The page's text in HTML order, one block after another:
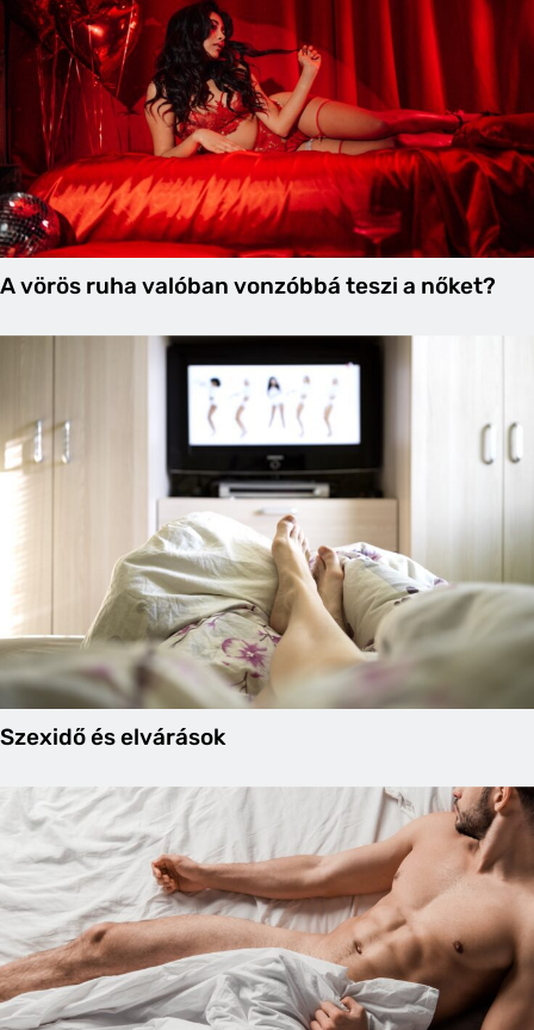
A vörös ruha valóban vonzóbbá teszi a nőket?
Szexidő és elvárások